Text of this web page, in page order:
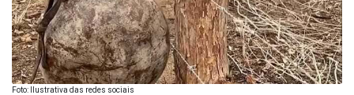
Foto: Ilustrativa das redes sociais